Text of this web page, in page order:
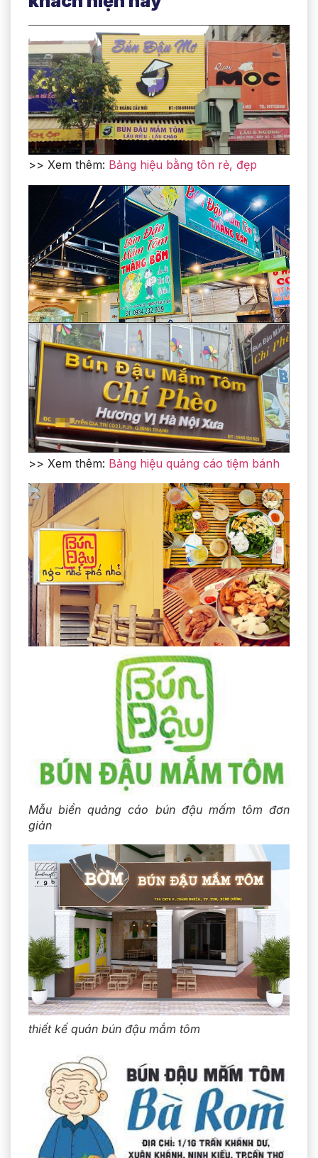
>> Xem thêm: Bảng hiệu bằng tôn rẻ, đẹp
>> Xem thêm: Bảng hiệu quảng cáo tiệm bánh
Mẫu biển quảng cáo bún đậu mấm tôm đơn
giản
thiết kế quán bún đậu mắm tôm